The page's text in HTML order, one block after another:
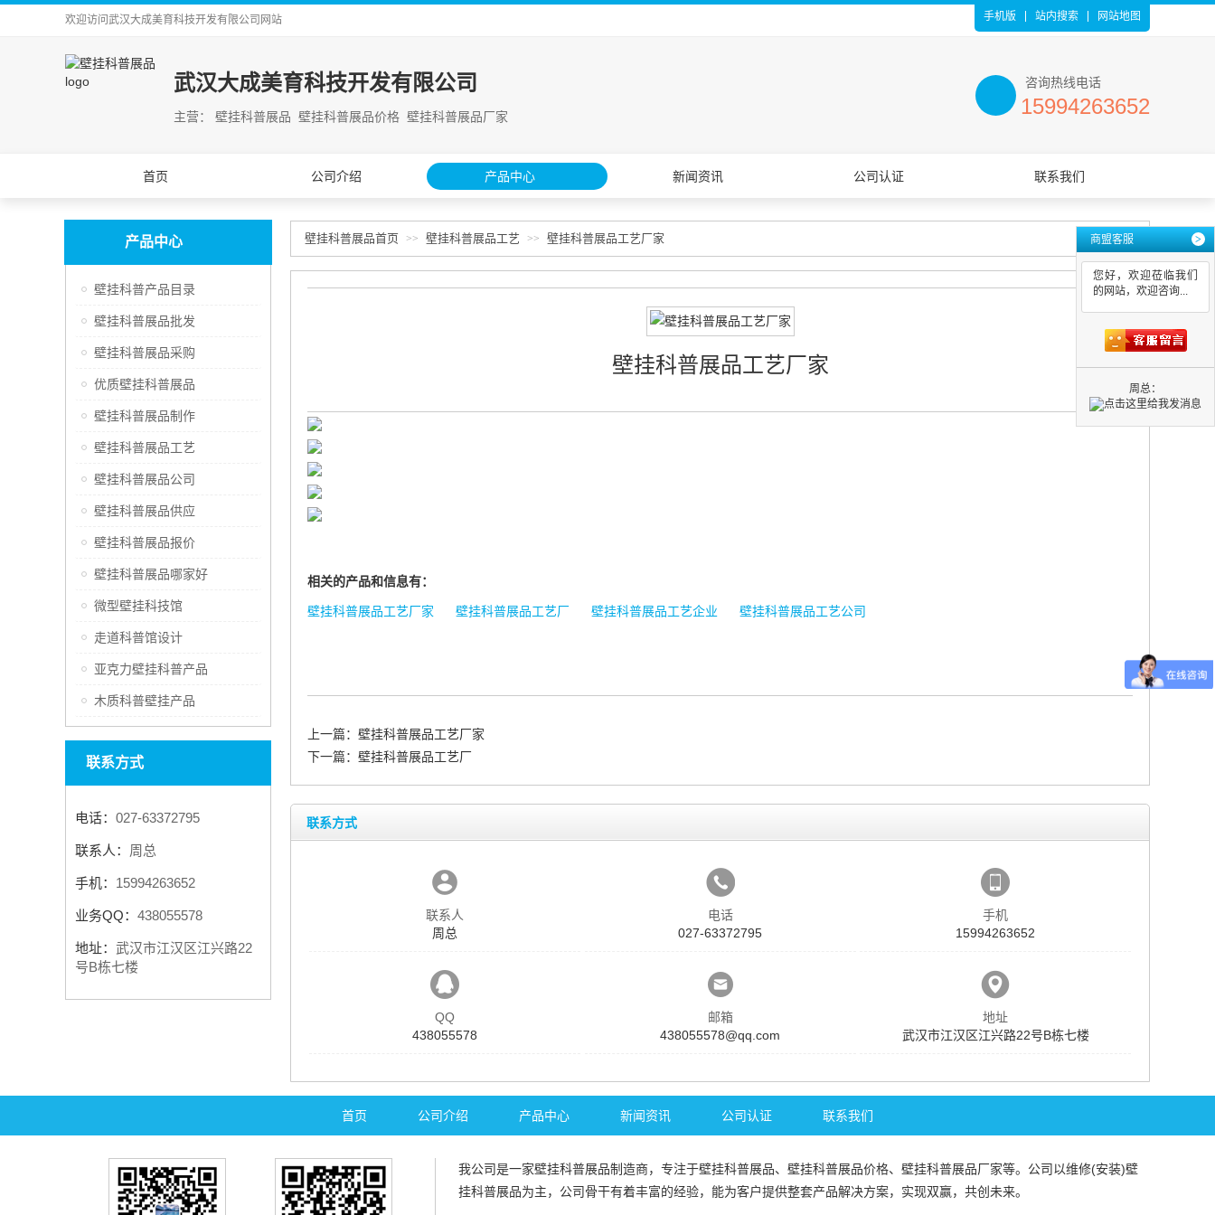
欢迎访问 武汉大成美育科技开发有限公司 网站 手机版 站内搜索 网站地图
武汉大成美育科技开发有限公司
主营： 壁挂科普展品 壁挂科普展品价格 壁挂科普展品厂家
咨询热线电话
15994263652
首页 公司介绍 产品中心 新闻资讯 公司认证 联系我们
产品中心
壁挂科普产品目录
壁挂科普展品批发
壁挂科普展品采购
优质壁挂科普展品
壁挂科普展品制作
壁挂科普展品工艺
壁挂科普展品公司
壁挂科普展品供应
壁挂科普展品报价
壁挂科普展品哪家好
微型壁挂科技馆
走道科普馆设计
亚克力壁挂科普产品
木质科普壁挂产品
联系方式
电话： 027-63372795
联系人： 周总
手机： 15994263652
业务QQ： 438055578
地址： 武汉市江汉区江兴路22
号B栋七楼
壁挂科普展品首页 >> 壁挂科普展品工艺 >> 壁挂科普展品工艺厂家
壁挂科普展品工艺厂家
相关的产品和信息有：
壁挂科普展品工艺厂家 壁挂科普展品工艺厂 壁挂科普展品工艺企业 壁挂科普展品工艺公司
上一篇： 壁挂科普展品工艺厂家
下一篇： 壁挂科普展品工艺厂
联系方式
联系人
周总
电话
027-63372795
手机
15994263652
QQ
438055578
邮箱
438055578@qq.com
地址
武汉市江汉区江兴路22号B栋七楼
首页 公司介绍 产品中心 新闻资讯 公司认证 联系我们
我公司是一家壁挂科普展品制造商，专注于壁挂科普展品、 壁挂科普展品价格、 壁挂科普展品厂家等。公司以维修(安装)壁
挂科普展品为主，公司骨干有着丰富的经验，能为客户提供整套产品解决方案，实现双赢，共创未来。
商盟客服 >
您好，欢迎莅临我们
的网站，欢迎咨询...
周总：